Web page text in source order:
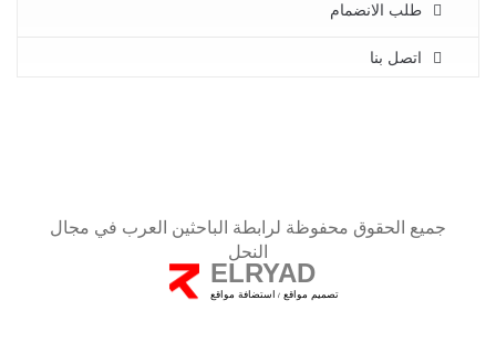
طلب الانضمام
اتصل بنا
جميع الحقوق محفوظة لرابطة الباحثين العرب في مجال
النحل
ELRYAD
تصميم مواقع/ استضافة مواقع